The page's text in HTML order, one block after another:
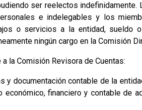
ser reelectos
e indelegables y los
o servicios a la entidad, sueldo
ningún cargo en la Comisión
la Comisión Revisora de Cuentas:
y documentación contable de la
financiero y contable de